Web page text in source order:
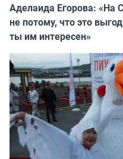
Аделаида Егорова: «На
не потому, что это
ты им интересен»